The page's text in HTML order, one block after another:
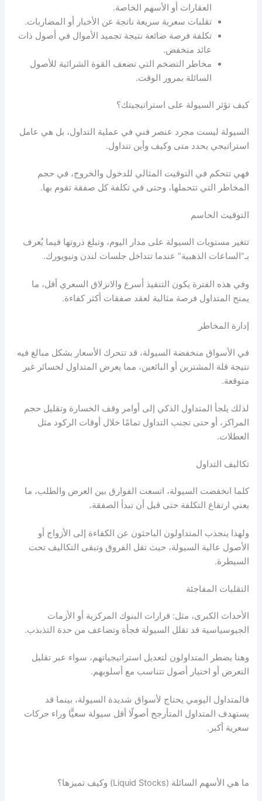
العقارات أو الأسهم الخاصة.
تقلبات سعرية سريعة ناتجة عن الأخبار أو المضاربات.
تكلفة فرصة ضائعة نتيجة تجميد الأموال في أصول ذات
عائد منخفض.
مخاطر التضخم التي تضعف القوة الشرائية للأصول
السائلة بمرور الوقت.
كيف تؤثر السيولةعلى استراتيجيتك؟
السيولةليست مجرد عنصر فني في عملية التداول، بل هي عامل
استراتيجي يحدد متى وكيف وأين تتداول.
فهي تتحكم في التوقيت المثالي للدخول والخروج، في حجم
المخاطر التي تتحملها، وحتى في تكلفة كل صفقة تقوم بها.
التوقيت الحاسم
تتغير مستويات السيولةعلى مدار اليوم، وتبلغ ذروتها فيما يُعرف
بـ”الساعات الذهبية” عندما تتداخل جلسات لندن ونيويورك.
وفي هذه الفترة يكون التنفيذ أسرع والانزلاق السعري أقل، ما
يمنح المتداول فرصة مثالية لعقد صفقات أكثر كفاءة.
إدارة المخاطر
في الأسواق منخفضة السيولة، قد تتحرك الأسعار بشكل مبالغ فيه
نتيجة قلة المشترين أو البائعين، مما يعرض المتداول لخسائر غير
متوقعة.
لذلك يلجأ المتداول الذكي إلى أوامر وقف الخسارة وتقليل حجم
المراكز، أو حتى تجنب التداول تمامًا خلال أوقات الركود مثل
العطلات.
تكاليف التداول
كلما انخفضت السيولة، اتسعت الفوارق بين العرض والطلب، ما
يعني ارتفاع التكلفة حتى قبل أن تبدأ الصفقة.
ولهذا ينجذب المتداولون الباحثون عن الكفاءة إلى الأزواج أو
الأصول عالية السيولة، حيث تقل الفروق وتبقى التكاليف تحت
السيطرة.
التقلبات المفاجئة
الأحداث الكبرى، مثل: قرارات البنوك المركزية أو الأزمات
الجيوسياسية قد تقلل السيولةفجأة وتضاعف من حدة التذبذب.
وهنا يضطر المتداولون لتعديل استراتيجياتهم، سواء عبر تقليل
التعرض أو اختيار أصول تتناسب مع أسلوبهم.
فالمتداول اليومي يحتاج لأسواق شديدة السيولة،بينما قد
يستهدف المتداول المتأرجح أصولًا أقل سيولة سعيًّا وراء حركات
سعرية أكبر.
ما هي الأسهم السائلة (Liquid Stocks) وكيف تميزها؟